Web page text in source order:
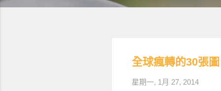
全球瘋轉的30張
星期一, 1月 27, 2014